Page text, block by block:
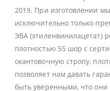
2019. При изготовлении
исключительно только
ЭВА (этиленвинилацетат)
плотностью 55 шор с
окантовочную стропу,
позволяет нам давать
быть уверенными, что они